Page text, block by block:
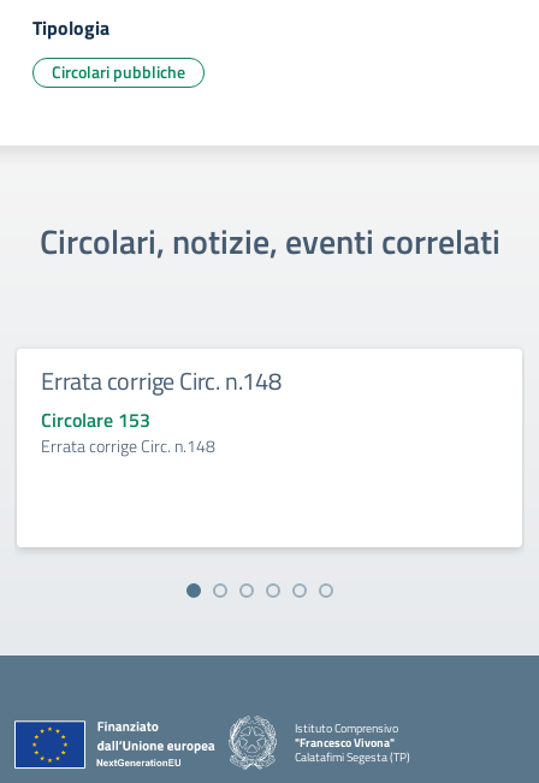
Tipologia
Circolari pubbliche
Circolari, notizie, eventi correlati
Errata corrige Circ. n.148
Circolare 153
Errata corrige Circ. n.148
Istituto Comprensivo
"Francesco Vivona"
Calatafimi Segesta (TP)
— Visita la pagina iniziale della scuola